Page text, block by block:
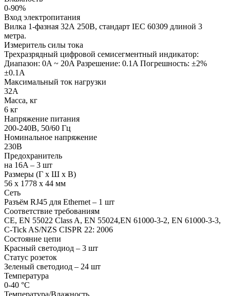
0-90%
Вход электропитания
Вилка 1-фазная 32А 250В, стандарт IEC 60309 длиной 3
метра.
Измеритель силы тока
Трехразрядный цифровой семисегментный индикатор:
Диапазон: 0A ~ 20A Разрешение: 0.1A Погрешность: ±2%
±0.1A
Максимальный ток нагрузки
32A
Масса, кг
6 кг
Напряжение питания
200-240В, 50/60 Гц
Номинальное напряжение
230В
Предохранитель
на 16A – 3 шт
Размеры (Г х Ш х В)
56 x 1778 x 44 мм
Сеть
Разъём RJ45 для Ethernet – 1 шт
Соответствие требованиям
CE, EN 55022 Class A, EN 55024,EN 61000-3-2, EN 61000-3-3,
C-Tick AS/NZS CISPR 22: 2006
Состояние цепи
Красный светодиод – 3 шт
Статус розеток
Зеленый светодиод – 24 шт
Температура
0-40 °C